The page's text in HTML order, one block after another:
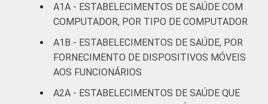
Serviço de
apoio à
diagnose e
terapia
UNIDADE BÁSICA
A1A - ESTABELECIMENTOS DE SAÚDE COM
COMPUTADOR, POR TIPO DE COMPUTADOR
A1B - ESTABELECIMENTOS DE SAÚDE, POR
FORNECIMENTO DE DISPOSITIVOS MÓVEIS
AOS FUNCIONÁRIOS
A2A - ESTABELECIMENTOS DE SAÚDE QUE